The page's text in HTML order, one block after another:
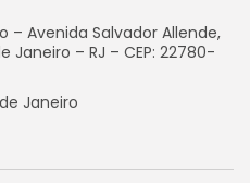
– Avenida Salvador Allende,
Janeiro – RJ – CEP: 22780-
Janeiro